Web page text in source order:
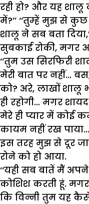
रही हो? और यह
में?’’ ‘‘तुम्हें मुझ से
शालू ने सब बता
सुबकाई रोकी, मगर
‘‘तुम उस सिरफिरी
मेरी बात पर नहीं…
को? अरे, लाखों शालू
ही रहोगी… मगर
मेरे ही प्यार में कोई
कायम नहीं रख
इस तरह मुझ से दूर
रोने को हो आया.
‘‘यही सब बातें मैं
कोशिश करती हूं.
कि विन्नी तुम यह